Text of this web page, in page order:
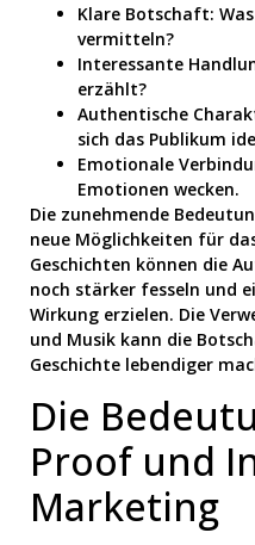
Klare Botschaft:
vermitteln?
Interessante
erzählt?
Authentische
sich das Publikum
Emotionale
Emotionen wecken.
Die zunehmende
neue Möglichkeiten für
Geschichten können die
noch stärker fesseln und
Wirkung erzielen. Die
und Musik kann die
Geschichte lebendiger
Die
Proof und
Marketing